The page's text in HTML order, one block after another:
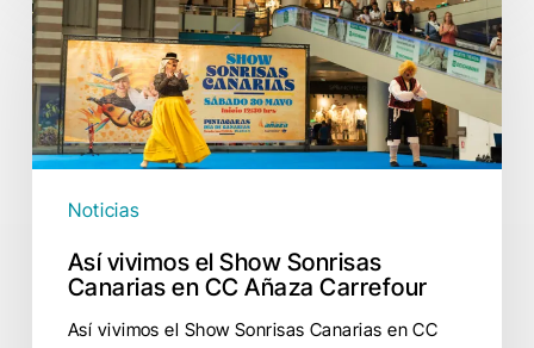
vivimos
el
Show
Sonrisas
Canarias
en
Carrefour
Noticias
Así vivimos el Show Sonrisas
Canarias en CC Añaza Carrefour
Así vivimos el Show Sonrisas Canarias en CC